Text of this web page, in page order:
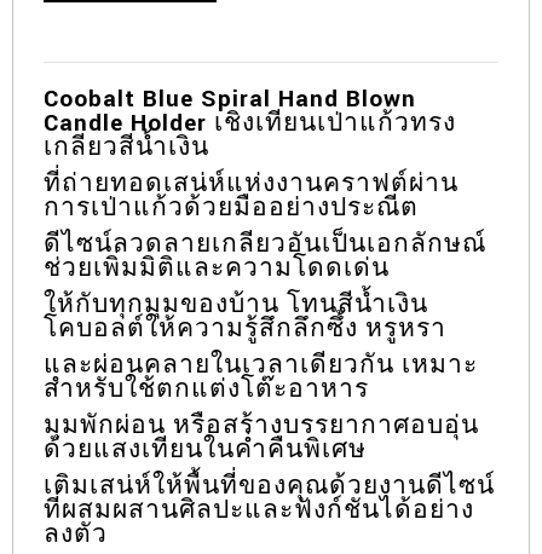
Blown
Holder
เชิง
เทียน
เป่า
แก้ว
ทรง
เกลียว
สีน้ำเงิน
quantity
Coobalt Blue Spiral Hand Blown
Candle Holder เชิงเทียนเป่าแก้วทรง
เกลียวสีน้ำเงิน
ที่ถ่ายทอดเสน่ห์แห่งงานคราฟต์ผ่าน
การเป่าแก้วด้วยมืออย่างประณีต
ดีไซน์ลวดลายเกลียวอันเป็นเอกลักษณ์
ช่วยเพิ่มมิติและความโดดเด่น
ให้กับทุกมุมของบ้าน โทนสีน้ำเงิน
โคบอลต์ให้ความรู้สึกลึกซึ้ง หรูหรา
และผ่อนคลายในเวลาเดียวกัน เหมาะ
สำหรับใช้ตกแต่งโต๊ะอาหาร
มุมพักผ่อน หรือสร้างบรรยากาศอบอุ่น
ด้วยแสงเทียนในค่ำคืนพิเศษ
เติมเสน่ห์ให้พื้นที่ของคุณด้วยงานดีไซน์
ที่ผสมผสานศิลปะและฟังก์ชันได้อย่าง
ลงตัว